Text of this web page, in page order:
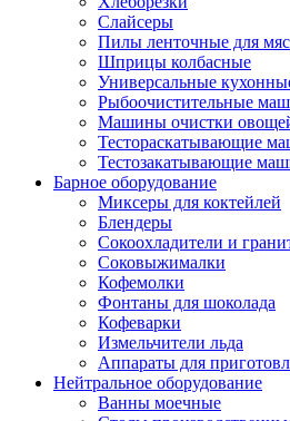
Слайсеры
Пилы ленточные для
Шприцы колбасные
Универсальные
Рыбоочистительные
Машины очистки
Тестораскатывающие
Тестозакатывающие
Барное оборудование
Миксеры для коктейлей
Блендеры
Сокоохладители и
Соковыжималки
Кофемолки
Фонтаны для шоколада
Кофеварки
Измельчители льда
Аппараты для
Нейтральное оборудование
Ванны моечные